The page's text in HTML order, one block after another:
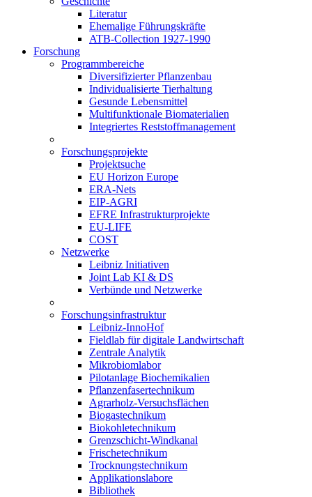
Literatur
Ehemalige Führungskräfte
ATB-Collection 1927-1990
Forschung
Programmbereiche
Diversifizierter Pflanzenbau
Individualisierte Tierhaltung
Gesunde Lebensmittel
Multifunktionale Biomaterialien
Integriertes Reststoffmanagement
Forschungsprojekte
Projektsuche
EU Horizon Europe
ERA-Nets
EIP-AGRI
EFRE Infrastrukturprojekte
EU-LIFE
COST
Netzwerke
Leibniz Initiativen
Joint Lab KI & DS
Verbünde und Netzwerke
Forschungsinfrastruktur
Leibniz-InnoHof
Fieldlab für digitale Landwirtschaft
Zentrale Analytik
Mikrobiomlabor
Pilotanlage Biochemikalien
Pflanzenfasertechnikum
Agrarholz-Versuchsflächen
Biogastechnikum
Biokohletechnikum
Grenzschicht-Windkanal
Frischetechnikum
Trocknungstechnikum
Applikationslabore
Bibliothek